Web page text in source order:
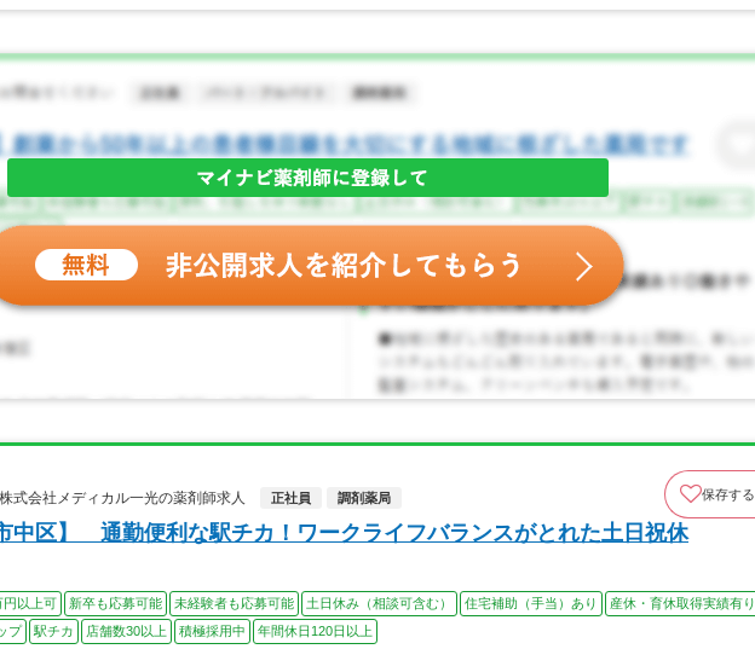
会社メディカル一光の薬剤師求人
正社員 調剤薬局 保存する
中区】 通勤便利な駅チカ！ワークライフバランスがとれた土日祝休
円以上可 新卒も応募可能 未経験者も応募可能 土日休み（相談可含む） 住宅補助（手当）あり
産休・育休取得実績有り
プ
駅チカ 店舗数30以上 積極採用中 年間休日120日以上